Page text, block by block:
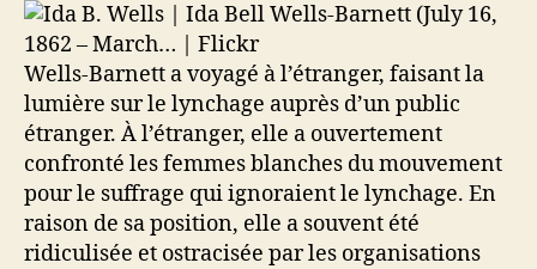
Wells-Barnett a voyagé à l’étranger, faisant la
lumière sur le lynchage auprès d’un public
étranger. À l’étranger, elle a ouvertement
confronté les femmes blanches du mouvement
pour le suffrage qui ignoraient le lynchage. En
raison de sa position, elle a souvent été
ridiculisée et ostracisée par les organisations